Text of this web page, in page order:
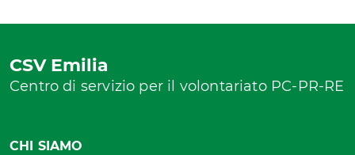
CSV Emilia
Centro di servizio per il volontariato PC-PR-RE
CHI SIAMO